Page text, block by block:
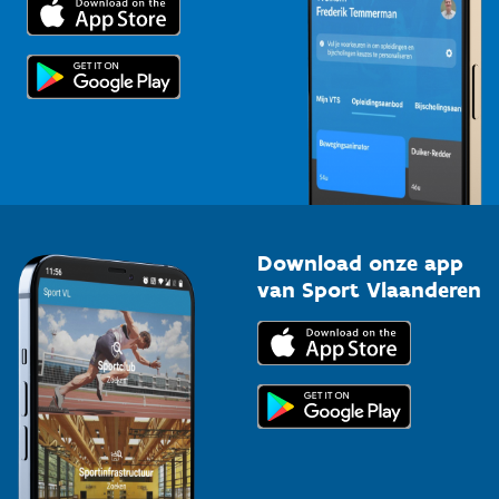
Topsporters
Voor de pers
Download onze app
van Sport Vlaanderen